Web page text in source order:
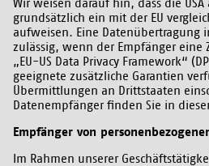
Wir weisen darauf hin, dass die USA
grundsätzlich ein mit der EU
aufweisen. Eine Datenübertragung
zulässig, wenn der Empfänger eine
„EU-US Data Privacy Framework“
geeignete zusätzliche Garantien
Übermittlungen an Drittstaaten
Datenempfänger finden Sie in
Empfänger von
Im Rahmen unserer